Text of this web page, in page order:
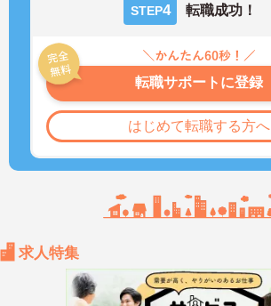
STEP4 転職成功！
転職サポートに登録
はじめて転職する方へ
求人特集